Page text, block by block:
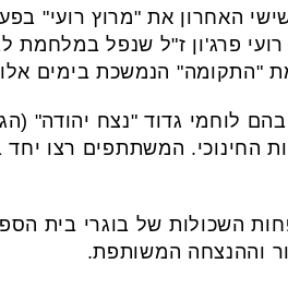
פרג'ון ז"ל שנפל במלחמת
"התקומה" הנמשכת בימים
בהם לוחמי גדוד "נצח יהודה"
השכולות של בוגרי בית
וההנצחה המשותפת.